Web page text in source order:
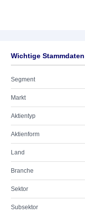
Wichtige Stammdaten
Segment
Markt
Aktientyp
Aktienform
Land
Branche
Sektor
Subsektor